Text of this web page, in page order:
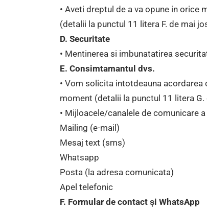
• Aveti dreptul de a va opune in
(detalii la punctul 11 litera F. de mai
D. Securitate
• Mentinerea si imbunatatirea
E. Consimtamantul dvs.
• Vom solicita intotdeauna
moment (detalii la punctul 11 litera G.
• Mijloacele/canalele de comunicare
Mailing (e-mail)
Mesaj text (sms)
Whatsapp
Posta (la adresa comunicata)
Apel telefonic
F. Formular de contact și WhatsApp